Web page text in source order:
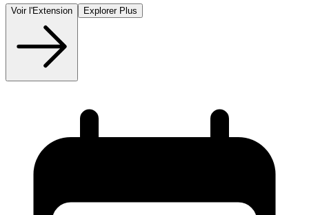
Voir l'Extension Explorer Plus